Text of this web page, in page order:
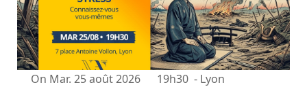
On Mar. 25 août 2026 19h30 - Lyon